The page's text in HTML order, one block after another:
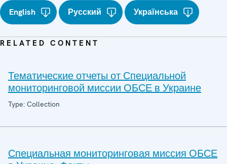
English
Русский Українська
RELATED CONTENT
Тематические отчеты от Специальной
мониторинговой миссии ОБСЕ в Украине
Type: Collection
Специальная мониторинговая миссия ОБСЕ